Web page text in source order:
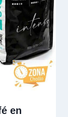
en